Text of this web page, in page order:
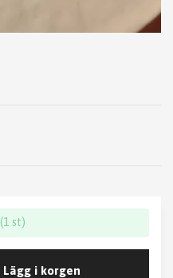
(1 st)
Lägg i korgen